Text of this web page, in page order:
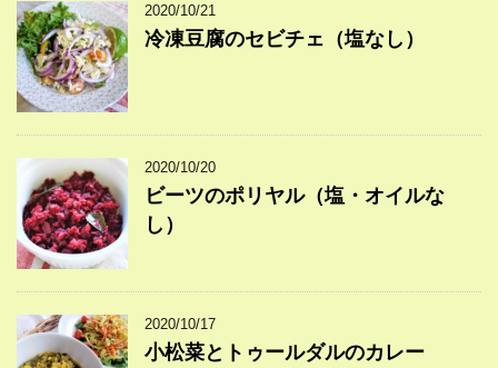
2020/10/21
冷凍豆腐のセビチェ（塩なし）
2020/10/20
ビーツのポリヤル（塩・オイルな
し）
2020/10/17
小松菜とトゥールダルのカレー